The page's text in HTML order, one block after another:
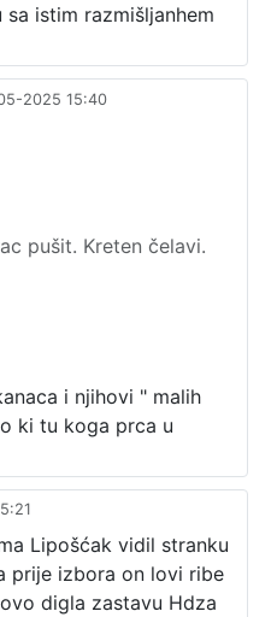
sa istim razmišljanhem
2025 15:40
pušit. Kreten čelavi.
i njihovi " malih
ki tu koga prca u
Lipošćak vidil stranku
prije izbora on lovi ribe
digla zastavu Hdza